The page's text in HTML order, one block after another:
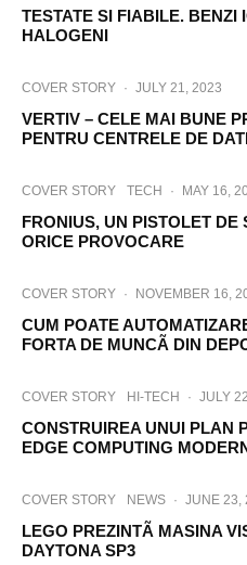
TESTATE SI FIABILE. BENZI
HALOGENI
COVER STORY · JULY 21, 2023
VERTIV – CELE MAI BUNE
PENTRU CENTRELE DE
COVER STORY TECH · MAY 16,
FRONIUS, UN PISTOLET DE
ORICE PROVOCARE
COVER STORY · NOVEMBER 16,
CUM POATE
FORTA DE MUNCÃ DIN
COVER STORY HI-TECH · JULY
CONSTRUIREA UNUI PLAN
EDGE COMPUTING
COVER STORY NEWS · JUNE 23,
LEGO PREZINTÃ MASINA
DAYTONA SP3